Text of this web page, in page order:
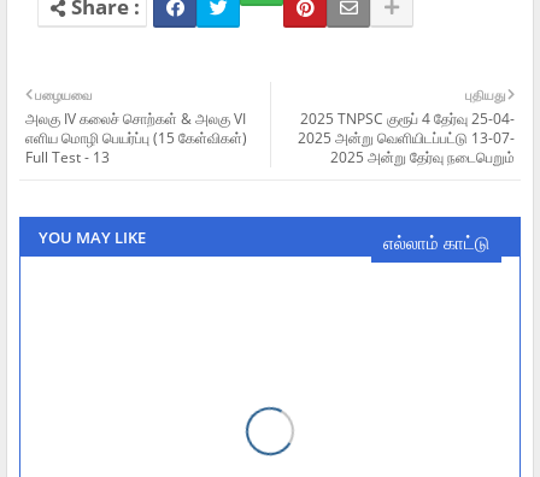
புதியது
2025 TNPSC குரூப் 4 தேர்வு 25-04-
2025 அன்று வெளியிடப்பட்டு 13-07-
2025 அன்று தேர்வு நடைபெறும்
பழையவை
அலகு IV கலைச் சொற்கள் & அலகு VI
எளிய மொழி பெயர்ப்பு (15 கேள்விகள்)
Full Test - 13
YOU MAY LIKE எல்லாம் காட்டு